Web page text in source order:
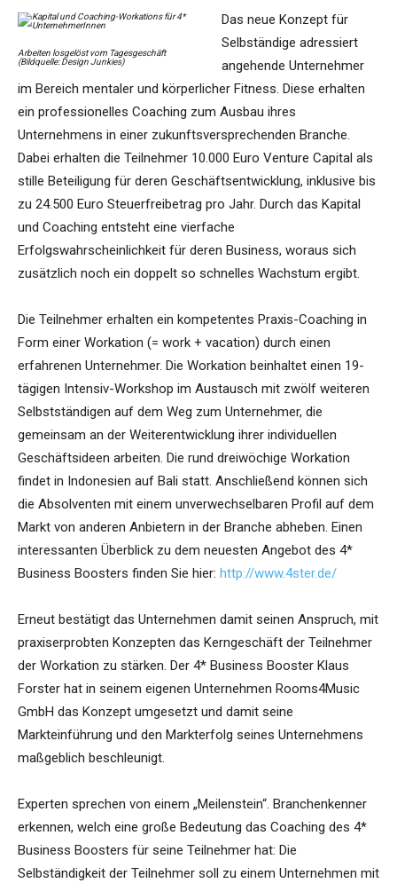
Arbeiten losgelöst vom Tagesgeschäft
(Bildquelle: Design Junkies)
Das neue Konzept für
Selbständige adressiert
angehende Unternehmer
im Bereich mentaler und körperlicher Fitness. Diese erhalten
ein professionelles Coaching zum Ausbau ihres
Unternehmens in einer zukunftsversprechenden Branche.
Dabei erhalten die Teilnehmer 10.000 Euro Venture Capital als
stille Beteiligung für deren Geschäftsentwicklung, inklusive bis
zu 24.500 Euro Steuerfreibetrag pro Jahr. Durch das Kapital
und Coaching entsteht eine vierfache
Erfolgswahrscheinlichkeit für deren Business, woraus sich
zusätzlich noch ein doppelt so schnelles Wachstum ergibt.
Die Teilnehmer erhalten ein kompetentes Praxis-Coaching in
Form einer Workation (= work + vacation) durch einen
erfahrenen Unternehmer. Die Workation beinhaltet einen 19-
tägigen Intensiv-Workshop im Austausch mit zwölf weiteren
Selbstständigen auf dem Weg zum Unternehmer, die
gemeinsam an der Weiterentwicklung ihrer individuellen
Geschäftsideen arbeiten. Die rund dreiwöchige Workation
findet in Indonesien auf Bali statt. Anschließend können sich
die Absolventen mit einem unverwechselbaren Profil auf dem
Markt von anderen Anbietern in der Branche abheben. Einen
interessanten Überblick zu dem neuesten Angebot des 4*
Business Boosters finden Sie hier: http://www.4ster.de/
Erneut bestätigt das Unternehmen damit seinen Anspruch, mit
praxiserprobten Konzepten das Kerngeschäft der Teilnehmer
der Workation zu stärken. Der 4* Business Booster Klaus
Forster hat in seinem eigenen Unternehmen Rooms4Music
GmbH das Konzept umgesetzt und damit seine
Markteinführung und den Markterfolg seines Unternehmens
maßgeblich beschleunigt.
Experten sprechen von einem „Meilenstein“. Branchenkenner
erkennen, welch eine große Bedeutung das Coaching des 4*
Business Boosters für seine Teilnehmer hat: Die
Selbständigkeit der Teilnehmer soll zu einem Unternehmen mit